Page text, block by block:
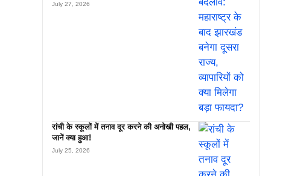
July 27, 2026
रांची के स्कूलों में तनाव दूर करने की अनोखी पहल,
जानें क्या हुआ!
July 25, 2026